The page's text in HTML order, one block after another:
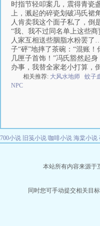
时指节轻叩案几，震得青瓷
上，溅起的碎瓷划破冯氏裙
人肯卖我这个面子私了，倒
“我、我不过同名单上这些
人家互相送些胭脂水粉罢了
子“砰”地摔了茶碗：“混账
几匣子首饰！”冯氏豁然起
办事，我替全家老小打算，
相关推荐: 大风水地师 蚊子
NPC
700小说 旧笺小说 咖啡小说 海棠小说
本站所有内容来源于
同时您可手动提交相关目